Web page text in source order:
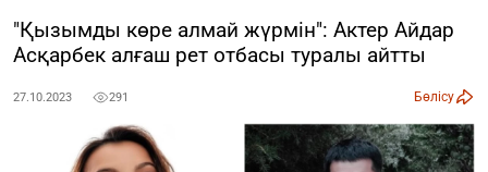
"Қызымды көре алмай жүрмін": Актер Айдар
Асқарбек алғаш рет отбасы туралы айтты
27.10.2023 291 Бөлісу